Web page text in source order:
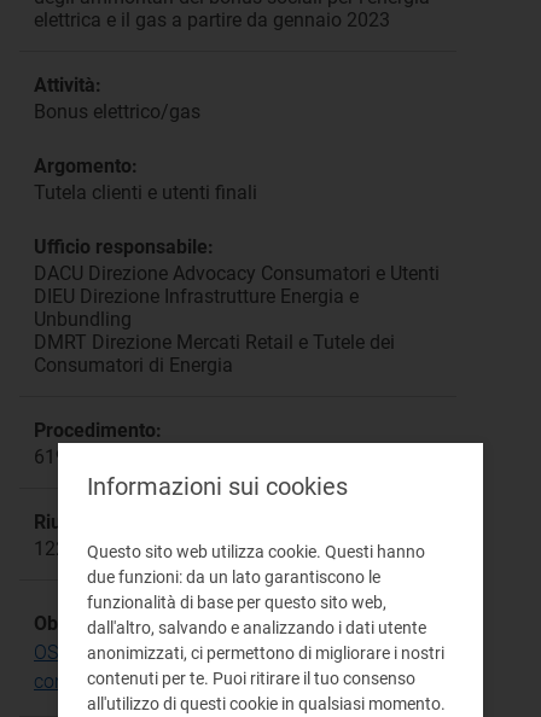
elettrica e il gas a partire da gennaio 2023
Attività:
Bonus elettrico/gas
Argomento:
Tutela clienti e utenti finali
Ufficio responsabile:
DACU Direzione Advocacy Consumatori e Utenti
DIEU Direzione Infrastrutture Energia e
Unbundling
DMRT Direzione Mercati Retail e Tutele dei
Consumatori di Energia
Procedimento:
619/2022/R/com
Riunione:
1229
Obiettivo Strategico:
OS.2 Rafforzare le tutele per i consumatori in
condizioni di disagio
Informazioni sui cookies
Questo sito web utilizza cookie. Questi hanno
due funzioni: da un lato garantiscono le
funzionalità di base per questo sito web,
dall'altro, salvando e analizzando i dati utente
anonimizzati, ci permettono di migliorare i nostri
contenuti per te. Puoi ritirare il tuo consenso
all'utilizzo di questi cookie in qualsiasi momento.